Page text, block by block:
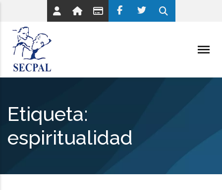
Etiqueta:
espiritualidad